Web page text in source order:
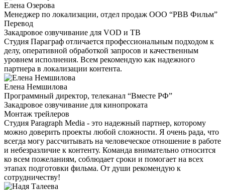
Елена Озерова
Менеджер по локализации, отдел продаж ООО “РВВ Фильм”
Перевод
Закадровое озвучивание для VOD и ТВ
Студия Параграф отличается профессиональным подходом к
делу, оперативной обработкой запросов и качественным
уровнем исполнения. Всем рекомендую как надежного
партнера в локализации контента.
Елена Немшилова
Программный директор, телеканал “Вместе РФ”
Закадровое озвучивание для кинопроката
Монтаж трейлеров
Студия Paragraph Media - это надежный партнер, которому
можно доверить проекты любой сложности. Я очень рада, что
всегда могу рассчитывать на человеческое отношение в работе
и небезразличие к контенту. Команда внимательно относится
ко всем пожеланиям, соблюдает сроки и помогает на всех
этапах подготовки фильма. От души рекомендую к
сотрудничеству!